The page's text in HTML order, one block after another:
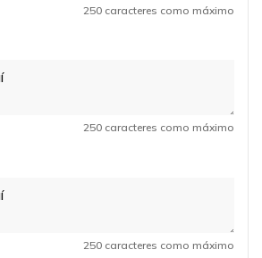
250 caracteres como máximo
250 caracteres como máximo
250 caracteres como máximo